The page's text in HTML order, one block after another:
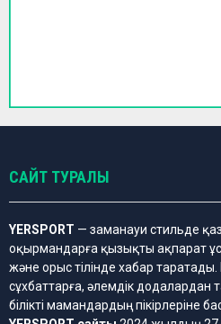
САЙТ ТУРАЛЫ
YERSPORT — заманауи стильде
оқырмандарға қызықты ақпарат
және орыс тілінде хабар
сұхбаттарға, әлемдік додалардан
білікті мамандардың пікірлеріне